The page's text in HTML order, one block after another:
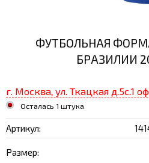
ФУТБОЛЬНАЯ
БРАЗИЛИИ
г. Москва, ул. Ткацкая д.5с.1
Осталась 1 штука
Артикул:
Размер: